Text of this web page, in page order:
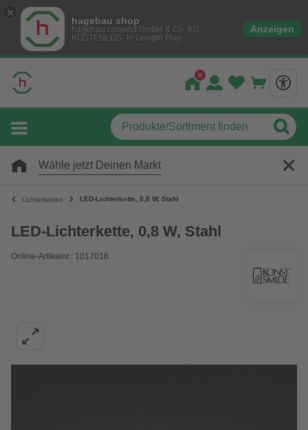
hagebau shop
hagebau connect GmbH & Co. KG
KOSTENLOS- In Google Play
Anzeigen
Wähle jetzt Deinen Markt
Lichterketten LED-Lichterkette, 0,8 W, Stahl
LED-Lichterkette, 0,8 W, Stahl
Online-Artikelnr.: 1017016